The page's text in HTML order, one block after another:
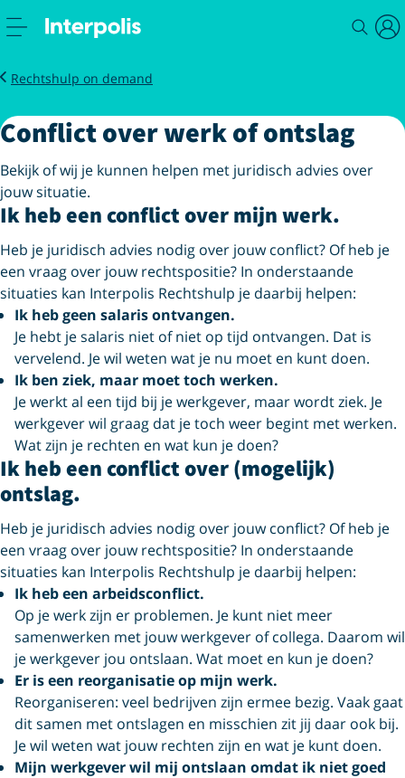
Slimme oplossingen
Rechtshulp on demand
Conflict over werk of ontslag
Conflict over werk of ontslag
Bekijk of wij je kunnen helpen met juridisch advies over
jouw situatie.
Ik heb een conflict over mijn werk.
Heb je juridisch advies nodig over jouw conflict? Of heb je
een vraag over jouw rechtspositie? In onderstaande
situaties kan Interpolis Rechtshulp je daarbij helpen:
Ik heb geen salaris ontvangen.
Je hebt je salaris niet of niet op tijd ontvangen. Dat is
vervelend. Je wil weten wat je nu moet en kunt doen.
Ik ben ziek, maar moet toch werken.
Je werkt al een tijd bij je werkgever, maar wordt ziek. Je
werkgever wil graag dat je toch weer begint met werken.
Wat zijn je rechten en wat kun je doen?
Ik heb een conflict over (mogelijk)
ontslag.
Heb je juridisch advies nodig over jouw conflict? Of heb je
een vraag over jouw rechtspositie? In onderstaande
situaties kan Interpolis Rechtshulp je daarbij helpen:
Ik heb een arbeidsconflict.
Op je werk zijn er problemen. Je kunt niet meer
samenwerken met jouw werkgever of collega. Daarom wil
je werkgever jou ontslaan. Wat moet en kun je doen?
Er is een reorganisatie op mijn werk.
Reorganiseren: veel bedrijven zijn ermee bezig. Vaak gaat
dit samen met ontslagen en misschien zit jij daar ook bij.
Je wil weten wat jouw rechten zijn en wat je kunt doen.
Mijn werkgever wil mij ontslaan omdat ik niet goed